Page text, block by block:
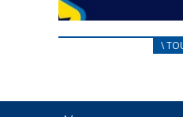
CARNET
Afin d’accompagner au
\